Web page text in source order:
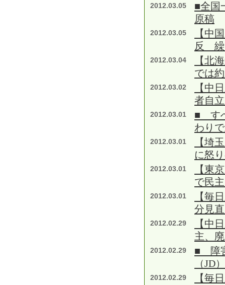
2012.03.05
■全国
原稿
2012.03.05
【中
反 繰
2012.03.04
【北
では
2012.03.02
【中
者自
2012.03.01
■ す
わり
2012.03.01
【埼
に怒
2012.03.01
【東
で民
2012.03.01
【毎
分見
2012.02.29
【中
主、
2012.02.29
■ 障
（JD
2012.02.29 【毎